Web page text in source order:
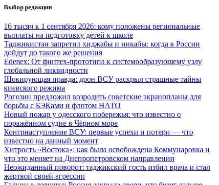
Выбор редакции
16 тысяч к 1 сентября 2026: кому положены региональные
выплаты на подготовку детей к школе
Таджикистан запретил хиджабы и никабы: когда в России
дойдут до такого же решения
Edenex: От финтех-прототипа к системообразующему узлу
глобальной ликвидности
Шокирующая правда: дрон ВСУ раскрыл страшные тайны
киевского режима
Рогозин предложил возродить советские экранопланы для
борьбы с БЭКами и флотом НАТО
Новый пожар у одесского побережья: что известно о
поражённом судне в Чёрном море
Контрнаступление ВСУ: первые успехи и потери — что
известно на данный момент
Хитрость «Востока»: как была освобождена Коммунаровка и
что это меняет на Днепропетровском направлении
Неожиданный поворот: таджикский гость избил врача и стал
жертвой своей агрессии